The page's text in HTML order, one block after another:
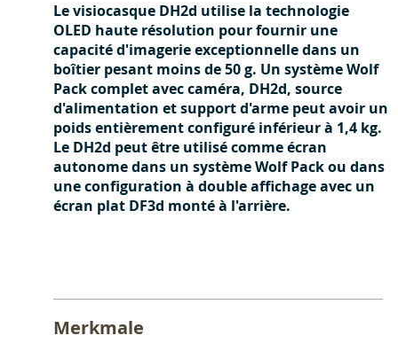
Le visiocasque DH2d utilise la technologie
OLED haute résolution pour fournir une
capacité d'imagerie exceptionnelle dans un
boîtier pesant moins de 50 g. Un système Wolf
Pack complet avec caméra, DH2d, source
d'alimentation et support d'arme peut avoir un
poids entièrement configuré inférieur à 1,4 kg.
Le DH2d peut être utilisé comme écran
autonome dans un système Wolf Pack ou dans
une configuration à double affichage avec un
écran plat DF3d monté à l'arrière.
Merkmale